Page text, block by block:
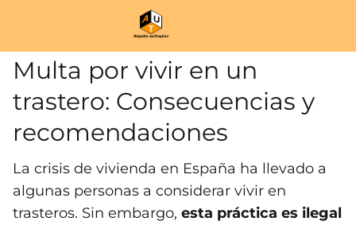
Multa por vivir en un
trastero: Consecuencias y
recomendaciones
La crisis de vivienda en España ha llevado a
algunas personas a considerar vivir en
trasteros. Sin embargo, esta práctica es ilegal